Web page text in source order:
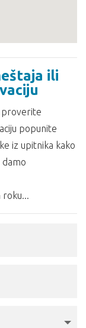
ili
proverite
popunite
iz upitnika kako
damo
roku...